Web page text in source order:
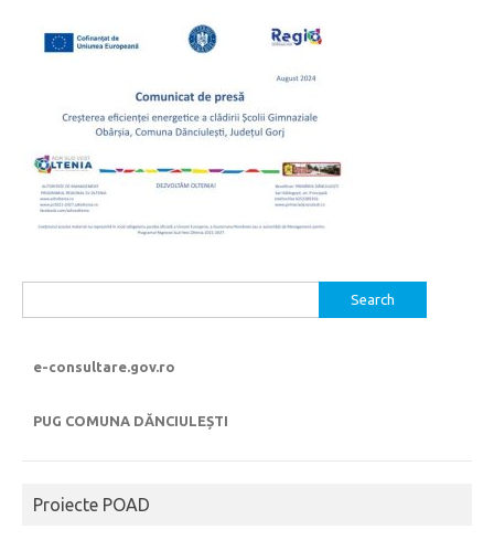
for:
e-consultare.gov.ro
PUG COMUNA DĂNCIULEȘTI
Proiecte POAD